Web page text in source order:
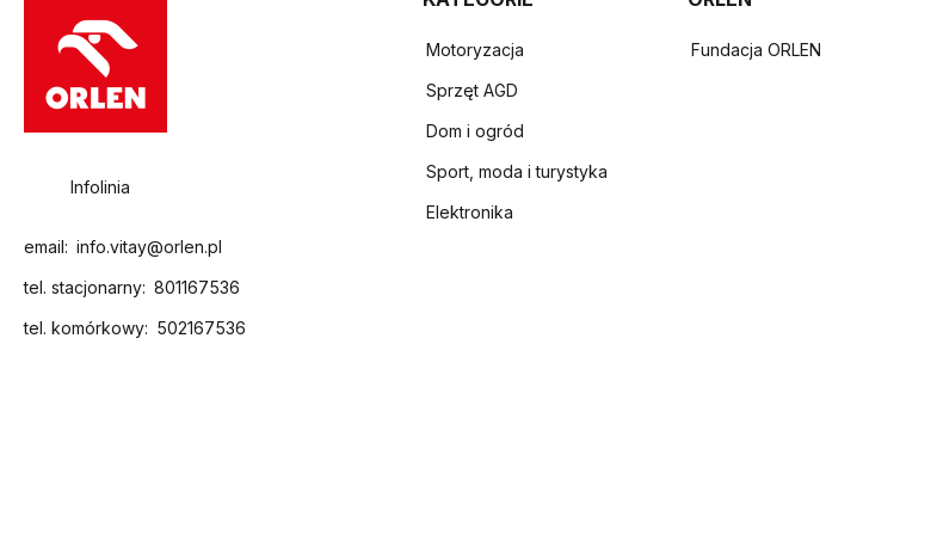
Infolinia
email: info.vitay@orlen.pl
tel. stacjonarny: 801167536
tel. komórkowy: 502167536
Motoryzacja
Sprzęt AGD
Dom i ogród
Sport, moda i turystyka
Elektronika
Fundacja ORLEN